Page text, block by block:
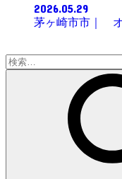
2026.05.29
茅ヶ崎市市｜
検
索: